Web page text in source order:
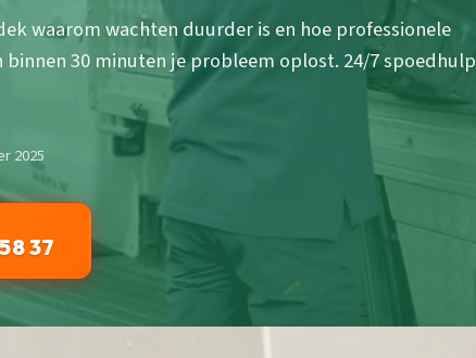
waarom wachten duurder is en hoe professionele
30 minuten je probleem oplost. 24/7 spoedhulp
2025
37